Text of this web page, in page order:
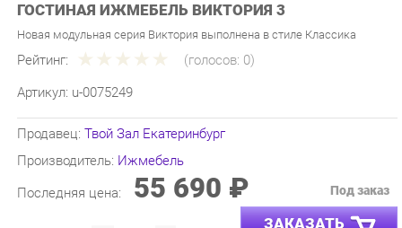
Новая модульная серия Виктория выполнена в стиле Классика
Рейтинг: (голосов:0)
Артикул: u-0075249
Производитель:Ижмебель
Последняя цена: 55 690 ₽
- ЗАКАЗАТЬ